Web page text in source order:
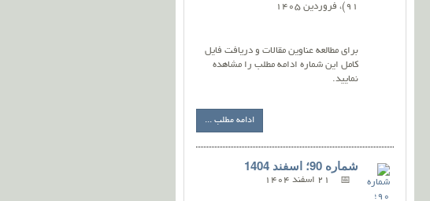
91)، فروردین 1405
برای مطالعه عناوین مقالات و دریافت فایل
کامل این شماره ادامه مطلب را مشاهده
نمایید.
ادامه مطلب ...
شماره 90؛ اسفند 1404
21 اسفند 1404